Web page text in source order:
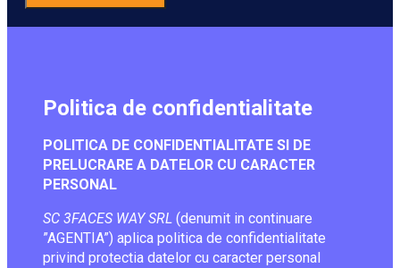
Politica de confidentialitate
POLITICA DE CONFIDENTIALITATE SI DE
PRELUCRARE A DATELOR CU CARACTER
PERSONAL
SC 3FACES WAY SRL (denumit in continuare
”AGENTIA”) aplica politica de confidentialitate
privind protectia datelor cu caracter personal